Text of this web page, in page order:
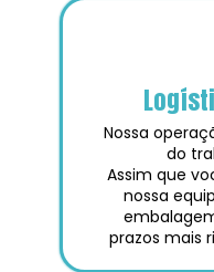
Nossa
do
Assim que
nossa
prazos mais